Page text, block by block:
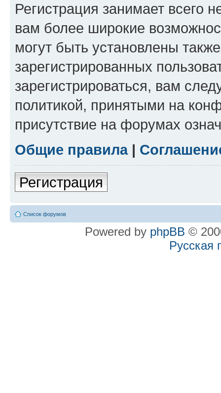
Регистрация занимает всего
вам более широкие
могут быть установлены
зарегистрированных
зарегистрироваться, вам
политикой, принятыми на
присутствие на форумах
Общие правила|
Регистрация
Список форумов
Powered by phpBB ©
Русская